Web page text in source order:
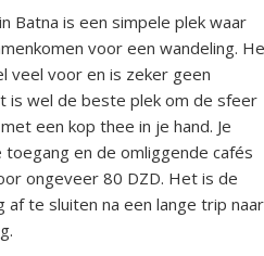
Batna is een simpele plek waar
voor een wandeling.
veel voor en is zeker geen
is wel de beste plek om de sfeer
een kop thee in je hand. Je
en de omliggende cafés
ongeveer 80 DZD. Het is de
te sluiten na een lange trip naar